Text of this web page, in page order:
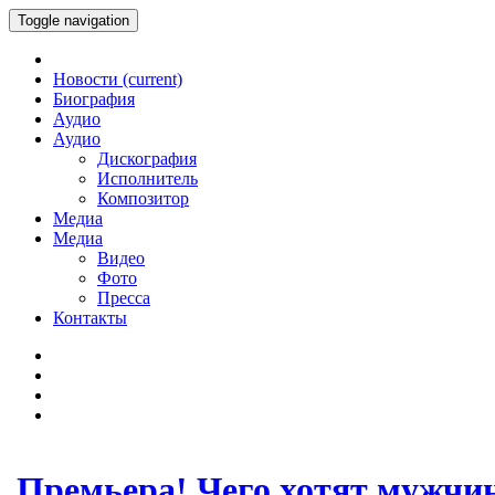
Toggle navigation
Новости (current)
Биография
Аудио
Аудио
Дискография
Исполнитель
Композитор
Медиа
Медиа
Видео
Фото
Пресса
Контакты